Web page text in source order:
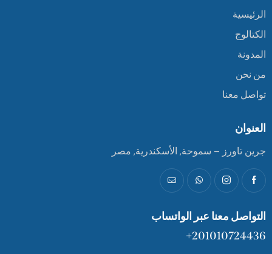
الرئيسية
الكتالوج
المدونة
من نحن
تواصل معنا
العنوان
جرين تاورز – سموحة, الأسكندرية, مصر
التواصل معنا عبر الواتساب
201010724436+